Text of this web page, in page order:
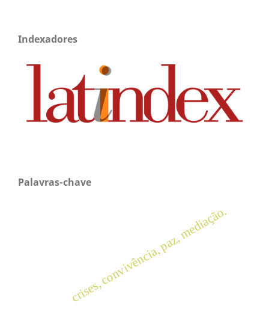
Indexadores
Palavras-chave
crises, convivência, paz, mediação.